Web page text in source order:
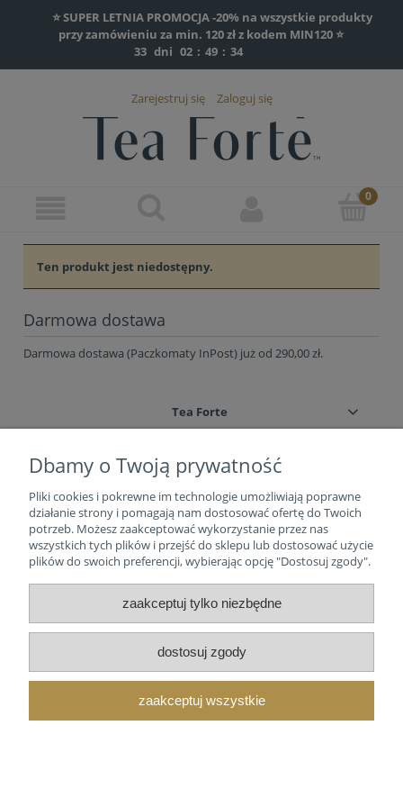
⭐ SUPER LETNIA PROMOCJA -20% na wszystkie produkty
przy zamówieniu za min. 120 zł z kodem MIN120 ⭐
33 dni 02 : 49 : 33
Zarejestruj się Zaloguj się
Ten produkt jest niedostępny.
Darmowa dostawa
Darmowa dostawa (Paczkomaty InPost) już od 290,00 zł.
Tea Forte
Moje konto
Zasady
O nas
pokaż pełną wersję strony
Dbamy o Twoją prywatność
Pliki cookies i pokrewne im technologie umożliwiają poprawne
działanie strony i pomagają nam dostosować ofertę do Twoich
potrzeb. Możesz zaakceptować wykorzystanie przez nas
wszystkich tych plików i przejść do sklepu lub dostosować użycie
plików do swoich preferencji, wybierając opcję "Dostosuj zgody".
zaakceptuj tylko niezbędne
dostosuj zgody
zaakceptuj wszystkie